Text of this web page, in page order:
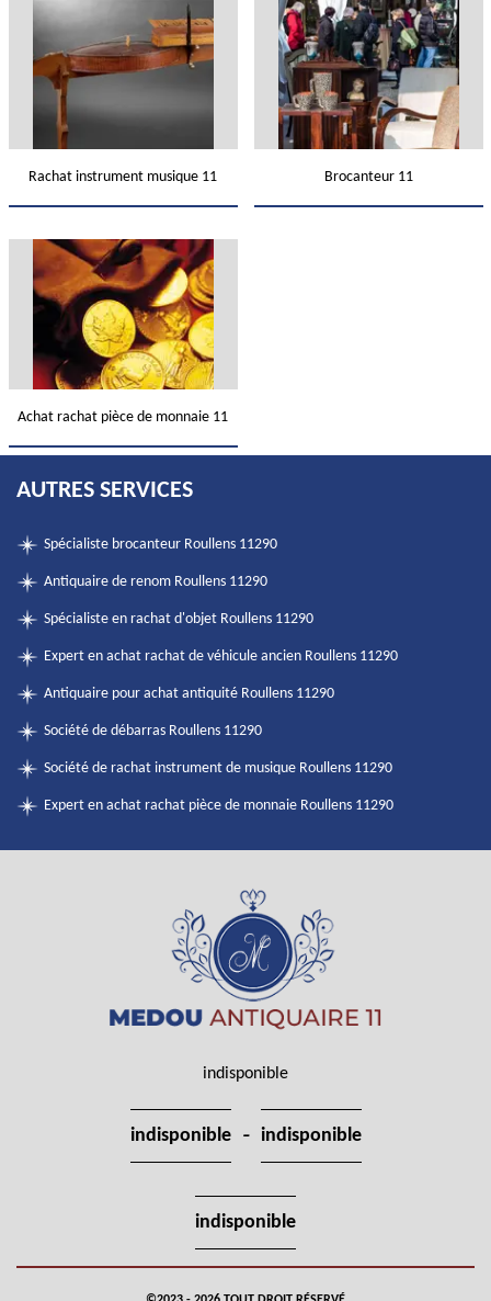
Rachat instrument musique 11 Brocanteur 11
Achat rachat pièce de monnaie 11
AUTRES SERVICES
Spécialiste brocanteur Roullens 11290
Antiquaire de renom Roullens 11290
Spécialiste en rachat d'objet Roullens 11290
Expert en achat rachat de véhicule ancien Roullens 11290
Antiquaire pour achat antiquité Roullens 11290
Société de débarras Roullens 11290
Société de rachat instrument de musique Roullens 11290
Expert en achat rachat pièce de monnaie Roullens 11290
indisponible
indisponible - indisponible
indisponible